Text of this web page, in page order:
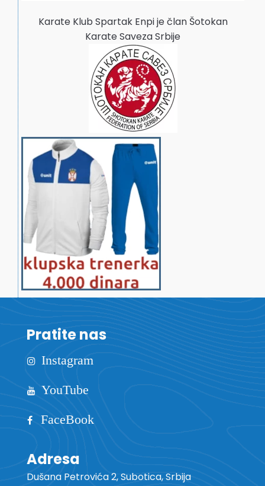
Karate Klub Spartak Enpi je član Šotokan
Karate Saveza Srbije
Pratite nas
Instagram
YouTube
FaceBook
Adresa
Dušana Petrovića 2, Subotica, Srbija